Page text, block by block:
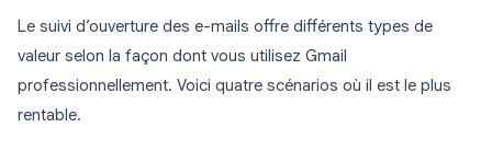
Le suivi d’ouverture des e-mails offre différents types de
valeur selon la façon dont vous utilisez Gmail
professionnellement. Voici quatre scénarios où il est le plus
rentable.